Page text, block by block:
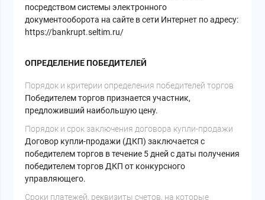
посредством системы электронного
документооборота на сайте в сети Интернет по адресу:
https://bankrupt.seltim.ru/
ОПРЕДЕЛЕНИЕ ПОБЕДИТЕЛЕЙ
Порядок и критерии определения победителей торгов
Победителем торгов признается участник,
предложивший наибольшую цену.
Порядок и срок заключения договора купли-продажи
Договор купли-продажи (ДКП) заключается с
победителем торгов в течение 5 дней с даты получения
победителем торгов ДКП от конкурсного
управляющего.
Сроки платежей, реквизиты счетов, на которые